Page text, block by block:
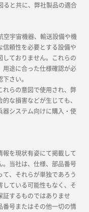
ると共に、弊社製品の適合
空宇宙機器、輸送設備や機
頼性を必要とする設備や
ておりません。これらの
用途に合った仕様確認が必
さい。
れらの意図で使用され、弊
な損害などが生じても、
システム向けに購入・使
を現状有姿にて掲載して
。当社は、仕様、部品番号
、それらが単独であろう
ている可能性もなく、そ
するものではありませ
番号またはその他一切の情